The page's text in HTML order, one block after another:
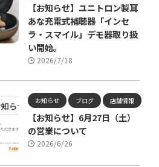
【お知らせ】ユニトロン製耳
あな充電式補聴器「インセ
ラ・スマイル」デモ器取り扱
い開始。
2026/7/18
お知らせ ブログ 店舗情報
【お知らせ】6月27日（土）
の営業について
2026/6/26